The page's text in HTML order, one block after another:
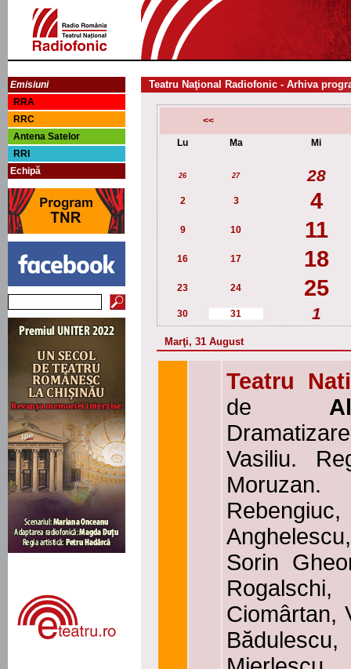
Emisiuni
RRA
RRC
Antena Satelor
RRI
Echipă
Teatru Naţional Radiofonic - Arhiva
<<
Lu
Ma Mi
26 27 28
2 3 4
9 10 11
16 17 18
23 24 25
30 31 1
Marţi, 31 August
Teatru
de
Vasiliu.
Sorin
Ciomârtan,
Bădulescu,